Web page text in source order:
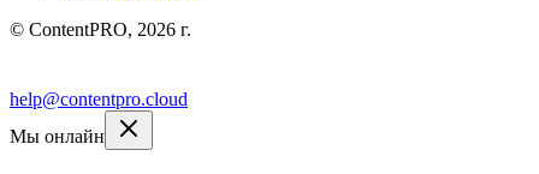
© ContentPRO, 2026 г.
help@contentpro.cloud
Мы онлайн